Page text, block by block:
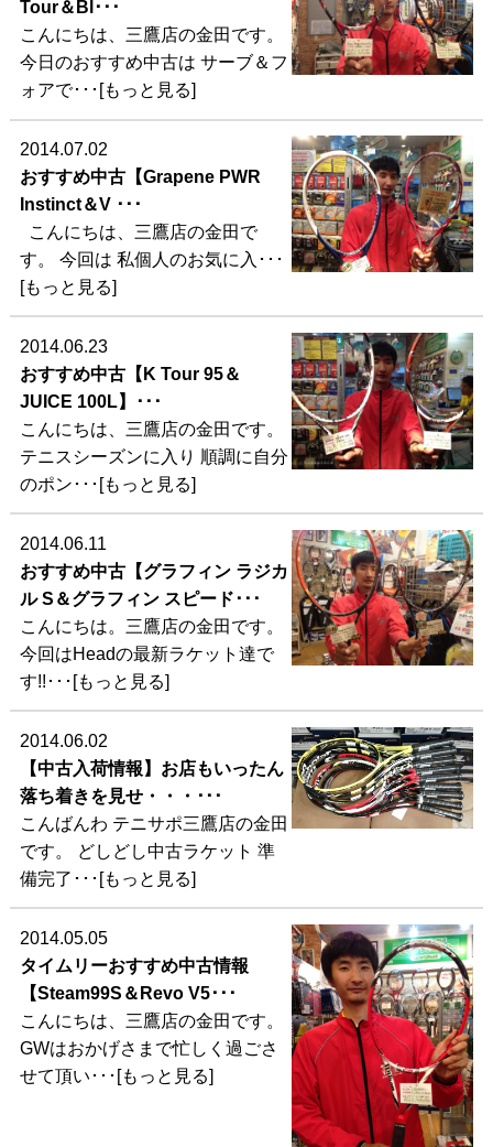
Tour＆Bl･･･
こんにちは、三鷹店の金田です。
今日のおすすめ中古は サーブ＆フ
ォアで･･･[もっと見る]
2014.07.02
おすすめ中古【Grapene PWR
Instinct＆V ･･･
こんにちは、三鷹店の金田で
す。 今回は 私個人のお気に入･･･
[もっと見る]
2014.06.23
おすすめ中古【K Tour 95＆
JUICE 100L】･･･
こんにちは、三鷹店の金田です。
テニスシーズンに入り 順調に自分
のポン･･･[もっと見る]
2014.06.11
おすすめ中古【グラフィン ラジカ
ル S＆グラフィン スピード･･･
こんにちは。三鷹店の金田です。
今回はHeadの最新ラケット達で
す!!･･･[もっと見る]
2014.06.02
【中古入荷情報】お店もいったん
落ち着きを見せ・・・･･･
こんばんわ テニサポ三鷹店の金田
です。 どしどし中古ラケット 準
備完了･･･[もっと見る]
2014.05.05
タイムリーおすすめ中古情報
【Steam99S＆Revo V5･･･
こんにちは、三鷹店の金田です。
GWはおかげさまで忙しく過ごさ
せて頂い･･･[もっと見る]